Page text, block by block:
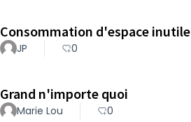
Consommation d'espace inutile
JP 0
Grand n'importe quoi
Marie Lou 0